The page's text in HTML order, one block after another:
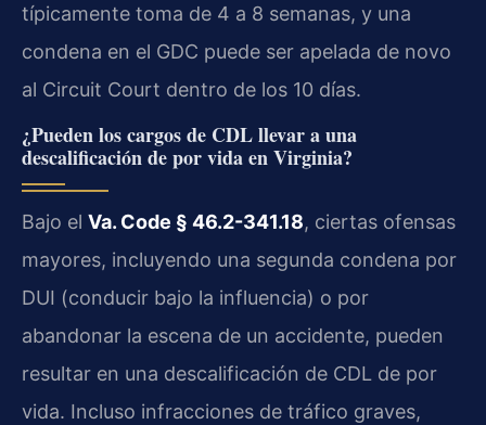
típicamente toma de 4 a 8 semanas, y una
condena en el GDC puede ser apelada de novo
al Circuit Court dentro de los 10 días.
¿Pueden los cargos de CDL llevar a una
descalificación de por vida en Virginia?
Bajo el Va. Code § 46.2-341.18, ciertas ofensas
mayores, incluyendo una segunda condena por
DUI (conducir bajo la influencia) o por
abandonar la escena de un accidente, pueden
resultar en una descalificación de CDL de por
vida. Incluso infracciones de tráfico graves,